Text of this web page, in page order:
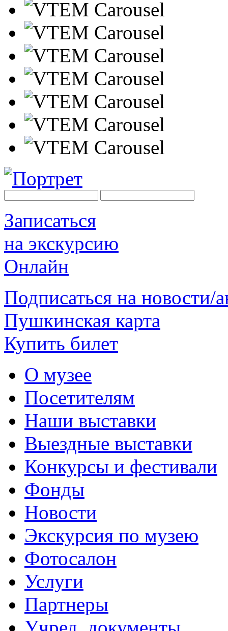
Записаться
на экскурсию
Онлайн
Подписаться на новости/
Пушкинская карта
Купить билет
О музее
Посетителям
Наши выставки
Выездные выставки
Конкурсы и фестивали
Фонды
Новости
Экскурсия по музею
Фотосалон
Услуги
Партнеры